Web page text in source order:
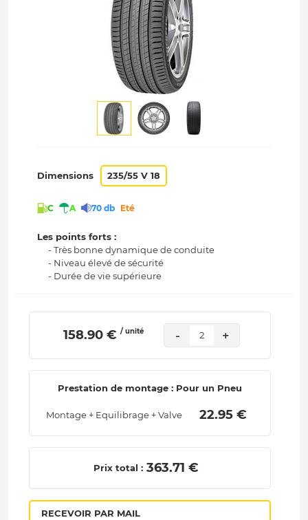
Dimensions 235/55 V 18
C A 70 db Eté
Les points forts :
- Très bonne dynamique de conduite
- Niveau élevé de sécurité
- Durée de vie supérieure
158.90 € / unité - 2 +
Prestation de montage : Pour un Pneu
Montage + Equilibrage + Valve 22.95 €
Prix total : 363.71 €
RECEVOIR PAR MAIL